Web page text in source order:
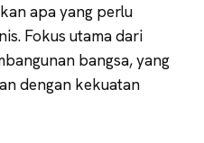
apa yang perlu
Fokus utama dari
bangsa, yang
dengan kekuatan